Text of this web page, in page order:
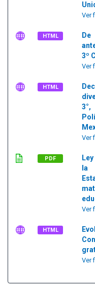
Ver
HTML
3º
Ver
HTML
Ver
PDF
la
Ver
HTML
Ver